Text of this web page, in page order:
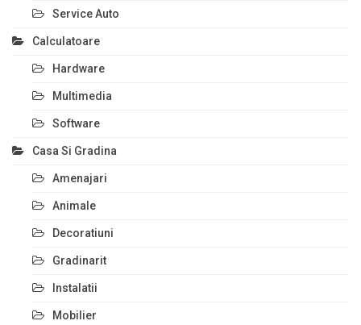
Service Auto
Calculatoare
Hardware
Multimedia
Software
Casa Si Gradina
Amenajari
Animale
Decoratiuni
Gradinarit
Instalatii
Mobilier